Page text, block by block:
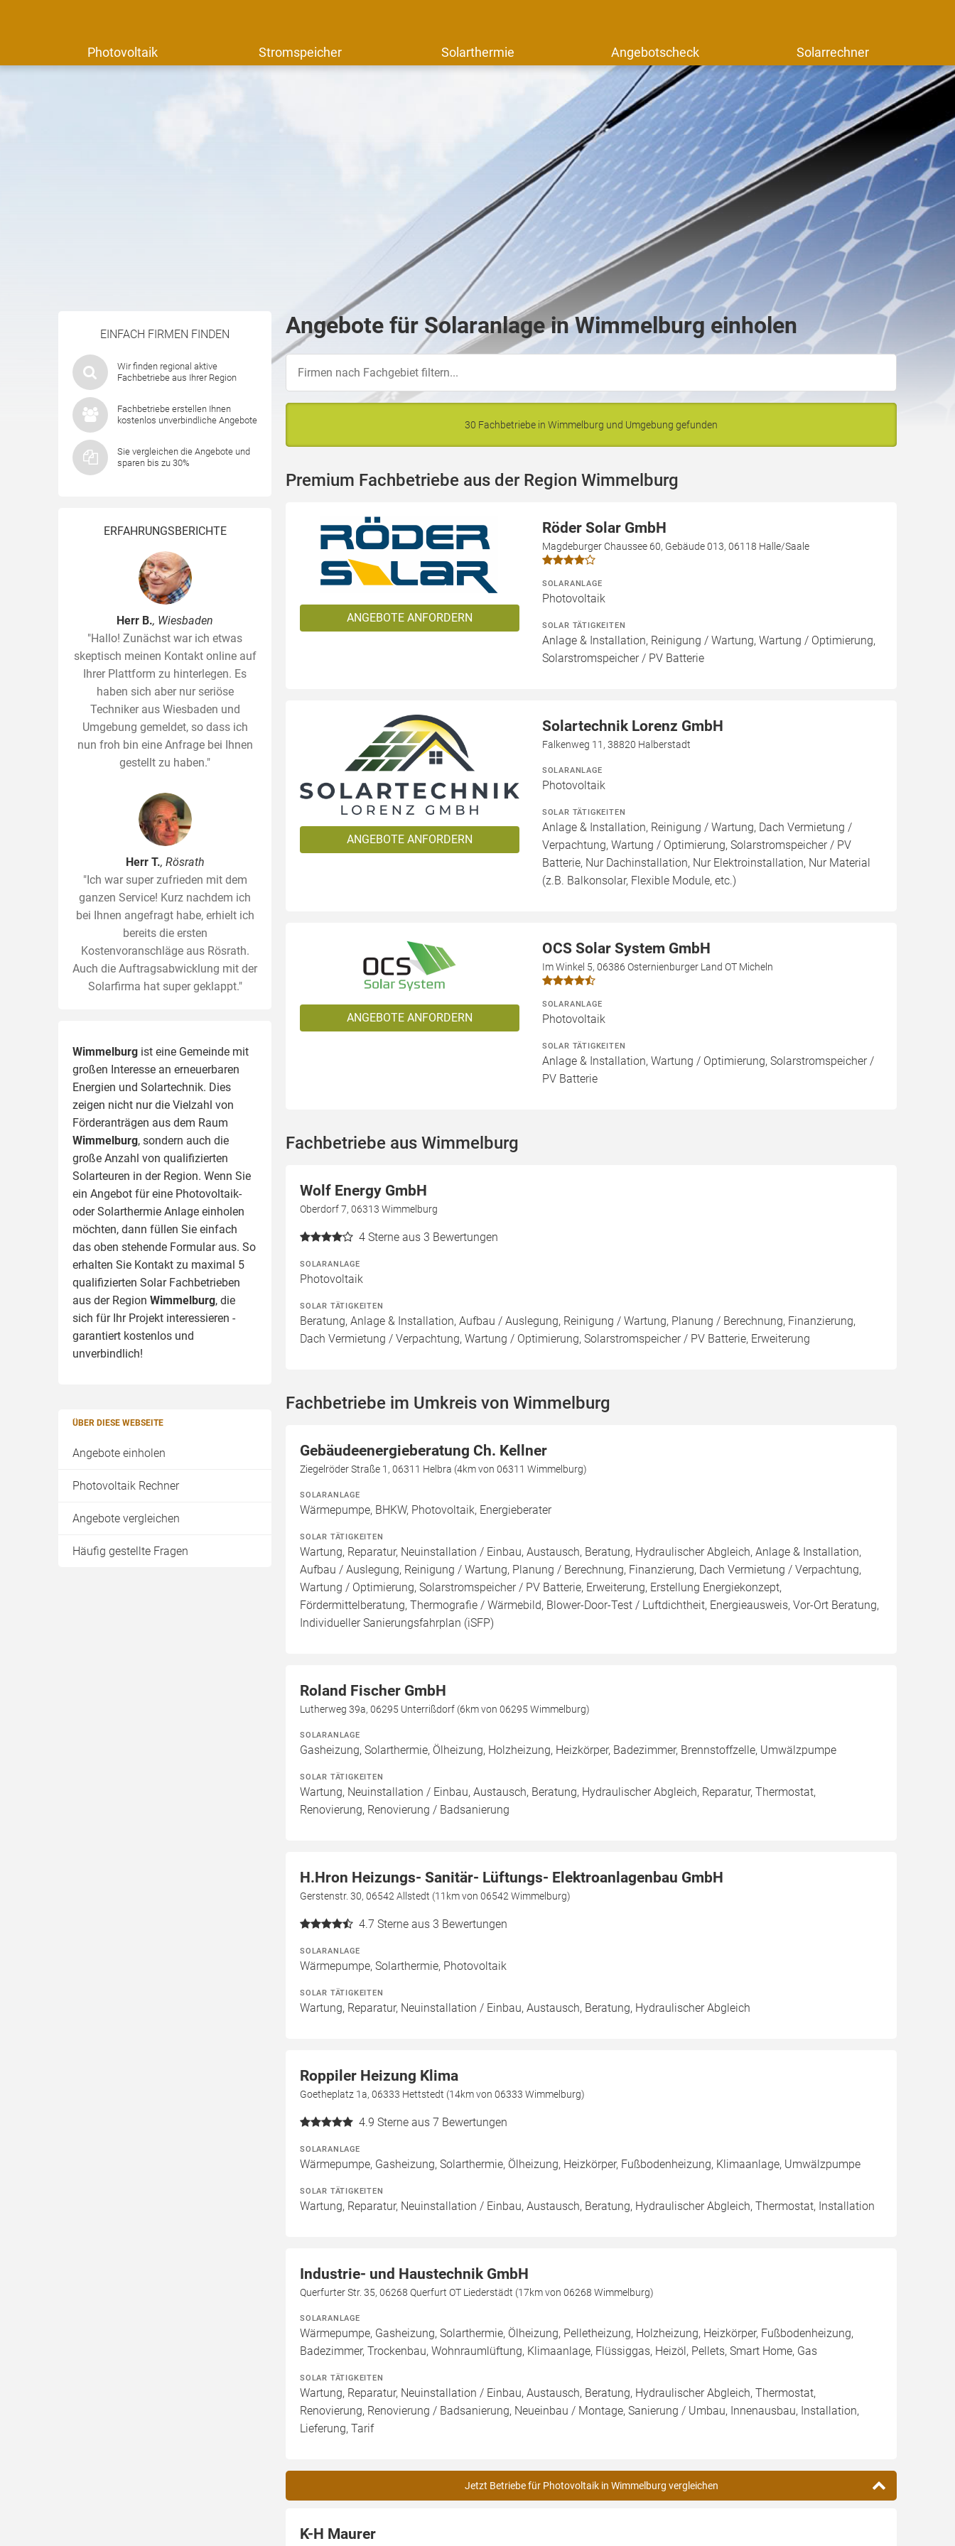
Photovoltaik Stromspeicher Solarthermie Angebotscheck Solarrechner
EINFACH FIRMEN FINDEN
Wir finden regional aktive
Fachbetriebe aus Ihrer Region
Fachbetriebe erstellen Ihnen
kostenlos unverbindliche Angebote
Sie vergleichen die Angebote und
sparen bis zu 30%
ERFAHRUNGSBERICHTE
Herr B., Wiesbaden
"Hallo! Zunächst war ich etwas
skeptisch meinen Kontakt online auf
Ihrer Plattform zu hinterlegen. Es
haben sich aber nur seriöse
Techniker aus Wiesbaden und
Umgebung gemeldet, so dass ich
nun froh bin eine Anfrage bei Ihnen
gestellt zu haben."
Herr T., Rösrath
"Ich war super zufrieden mit dem
ganzen Service! Kurz nachdem ich
bei Ihnen angefragt habe, erhielt ich
bereits die ersten
Kostenvoranschläge aus Rösrath.
Auch die Auftragsabwicklung mit der
Solarfirma hat super geklappt."
Wimmelburg ist eine Gemeinde mit
großen Interesse an erneuerbaren
Energien und Solartechnik. Dies
zeigen nicht nur die Vielzahl von
Förderanträgen aus dem Raum
Wimmelburg, sondern auch die
große Anzahl von qualifizierten
Solarteuren in der Region. Wenn Sie
ein Angebot für eine Photovoltaik-
oder Solarthermie Anlage einholen
möchten, dann füllen Sie einfach
das oben stehende Formular aus. So
erhalten Sie Kontakt zu maximal 5
qualifizierten Solar Fachbetrieben
aus der Region Wimmelburg, die
sich für Ihr Projekt interessieren -
garantiert kostenlos und
unverbindlich!
ÜBER DIESE WEBSEITE
Angebote einholen
Photovoltaik Rechner
Angebote vergleichen
Häufig gestellte Fragen
Angebote für Solaranlage in Wimmelburg einholen
30 Fachbetriebe in Wimmelburg und Umgebung gefunden
Premium Fachbetriebe aus der Region Wimmelburg
ANGEBOTE ANFORDERN
Röder Solar GmbH
Magdeburger Chaussee 60, Gebäude 013, 06118 Halle/Saale
SOLARANLAGE
Photovoltaik
SOLAR TÄTIGKEITEN
Anlage & Installation, Reinigung / Wartung, Wartung / Optimierung,
Solarstromspeicher / PV Batterie
ANGEBOTE ANFORDERN
Solartechnik Lorenz GmbH
Falkenweg 11, 38820 Halberstadt
SOLARANLAGE
Photovoltaik
SOLAR TÄTIGKEITEN
Anlage & Installation, Reinigung / Wartung, Dach Vermietung /
Verpachtung, Wartung / Optimierung, Solarstromspeicher / PV
Batterie, Nur Dachinstallation, Nur Elektroinstallation, Nur Material
(z.B. Balkonsolar, Flexible Module, etc.)
ANGEBOTE ANFORDERN
OCS Solar System GmbH
Im Winkel 5, 06386 Osternienburger Land OT Micheln
SOLARANLAGE
Photovoltaik
SOLAR TÄTIGKEITEN
Anlage & Installation, Wartung / Optimierung, Solarstromspeicher /
PV Batterie
Fachbetriebe aus Wimmelburg
Wolf Energy GmbH
Oberdorf 7, 06313 Wimmelburg
4 Sterne aus 3 Bewertungen
SOLARANLAGE
Photovoltaik
SOLAR TÄTIGKEITEN
Beratung, Anlage & Installation, Aufbau / Auslegung, Reinigung / Wartung, Planung / Berechnung, Finanzierung,
Dach Vermietung / Verpachtung, Wartung / Optimierung, Solarstromspeicher / PV Batterie, Erweiterung
Fachbetriebe im Umkreis von Wimmelburg
Gebäudeenergieberatung Ch. Kellner
Ziegelröder Straße 1, 06311 Helbra (4km von 06311 Wimmelburg)
SOLARANLAGE
Wärmepumpe, BHKW, Photovoltaik, Energieberater
SOLAR TÄTIGKEITEN
Wartung, Reparatur, Neuinstallation / Einbau, Austausch, Beratung, Hydraulischer Abgleich, Anlage & Installation,
Aufbau / Auslegung, Reinigung / Wartung, Planung / Berechnung, Finanzierung, Dach Vermietung / Verpachtung,
Wartung / Optimierung, Solarstromspeicher / PV Batterie, Erweiterung, Erstellung Energiekonzept,
Fördermittelberatung, Thermografie / Wärmebild, Blower-Door-Test / Luftdichtheit, Energieausweis, Vor-Ort Beratung,
Individueller Sanierungsfahrplan (iSFP)
Roland Fischer GmbH
Lutherweg 39a, 06295 Unterrißdorf (6km von 06295 Wimmelburg)
SOLARANLAGE
Gasheizung, Solarthermie, Ölheizung, Holzheizung, Heizkörper, Badezimmer, Brennstoffzelle, Umwälzpumpe
SOLAR TÄTIGKEITEN
Wartung, Neuinstallation / Einbau, Austausch, Beratung, Hydraulischer Abgleich, Reparatur, Thermostat,
Renovierung, Renovierung / Badsanierung
H.Hron Heizungs- Sanitär- Lüftungs- Elektroanlagenbau GmbH
Gerstenstr. 30, 06542 Allstedt (11km von 06542 Wimmelburg)
4.7 Sterne aus 3 Bewertungen
SOLARANLAGE
Wärmepumpe, Solarthermie, Photovoltaik
SOLAR TÄTIGKEITEN
Wartung, Reparatur, Neuinstallation / Einbau, Austausch, Beratung, Hydraulischer Abgleich
Roppiler Heizung Klima
Goetheplatz 1a, 06333 Hettstedt (14km von 06333 Wimmelburg)
4.9 Sterne aus 7 Bewertungen
SOLARANLAGE
Wärmepumpe, Gasheizung, Solarthermie, Ölheizung, Heizkörper, Fußbodenheizung, Klimaanlage, Umwälzpumpe
SOLAR TÄTIGKEITEN
Wartung, Reparatur, Neuinstallation / Einbau, Austausch, Beratung, Hydraulischer Abgleich, Thermostat, Installation
Industrie- und Haustechnik GmbH
Querfurter Str. 35, 06268 Querfurt OT Liederstädt (17km von 06268 Wimmelburg)
SOLARANLAGE
Wärmepumpe, Gasheizung, Solarthermie, Ölheizung, Pelletheizung, Holzheizung, Heizkörper, Fußbodenheizung,
Badezimmer, Trockenbau, Wohnraumlüftung, Klimaanlage, Flüssiggas, Heizöl, Pellets, Smart Home, Gas
SOLAR TÄTIGKEITEN
Wartung, Reparatur, Neuinstallation / Einbau, Austausch, Beratung, Hydraulischer Abgleich, Thermostat,
Renovierung, Renovierung / Badsanierung, Neueinbau / Montage, Sanierung / Umbau, Innenausbau, Installation,
Lieferung, Tarif
Jetzt Betriebe für Photovoltaik in Wimmelburg vergleichen
K-H Maurer